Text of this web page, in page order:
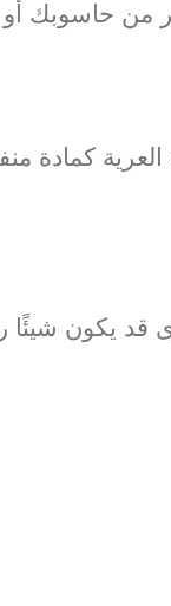
من حاسوبك
العرية كمادة
قد يكون شيئًا